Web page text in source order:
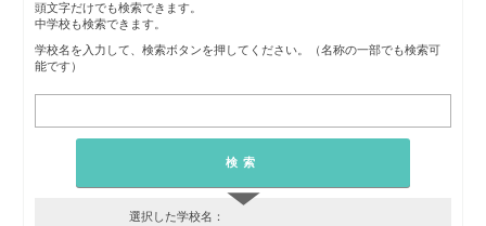
頭文字だけでも検索できます。
中学校も検索できます。
学校名を入力して、検索ボタンを押してください。（名称の一部でも検索可
能です）
選択した学校名：